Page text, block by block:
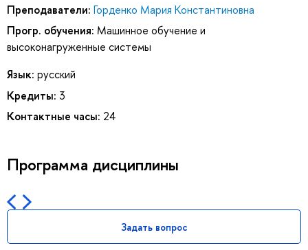
Преподаватели: Горденко Мария Константиновна
Прогр. обучения: Машинное обучение и
высоконагруженные системы
Язык: русский
Кредиты: 3
Контактные часы: 24
Программа дисциплины
Задать вопрос